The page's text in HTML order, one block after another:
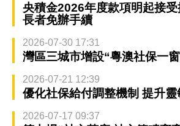
央積金2026年度款項明起接
長者免辦手續
2026-07-30 17:31
灣區三城市增設“粵澳社保一
2026-07-21 12:39
優化社保給付調整機制 提升
2026-07-17 09:37